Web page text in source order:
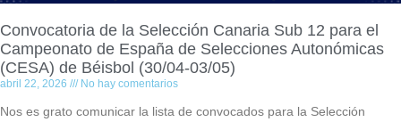
Convocatoria de la Selección Canaria Sub 12 para el
Campeonato de España de Selecciones Autonómicas
(CESA) de Béisbol (30/04-03/05)
abril 22, 2026 No hay comentarios
Nos es grato comunicar la lista de convocados para la Selección